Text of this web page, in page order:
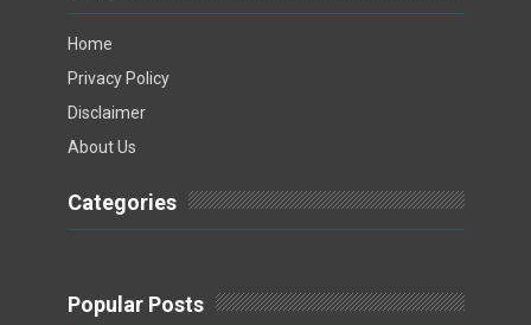
Home
Privacy Policy
Disclaimer
About Us
Categories
Popular Posts